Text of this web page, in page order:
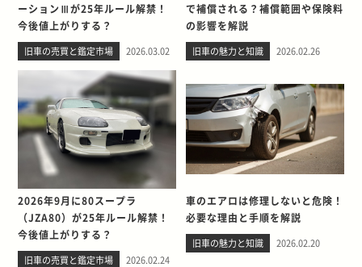
ーションⅢが25年ルール解禁！
今後値上がりする？
旧車の売買と鑑定市場 2026.03.02
で補償される？補償範囲や保険料
の影響を解説
旧車の魅力と知識 2026.02.26
2026年9月に80スープラ
（JZA80）が25年ルール解禁！
今後値上がりする？
旧車の売買と鑑定市場 2026.02.24
車のエアロは修理しないと危険！
必要な理由と手順を解説
旧車の魅力と知識 2026.02.20